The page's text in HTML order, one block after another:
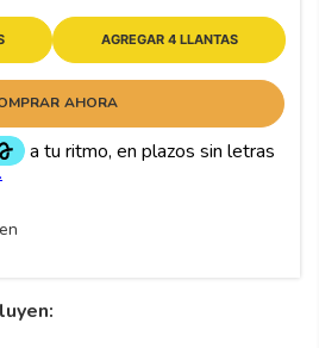
AGREGAR 4 LLANTAS
AHORA